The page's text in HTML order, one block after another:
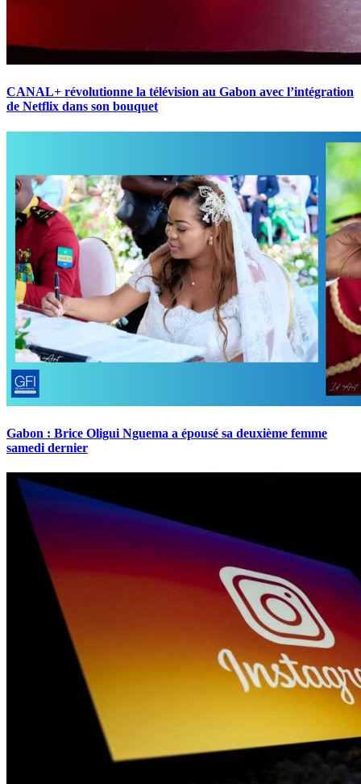
CANAL+ révolutionne la télévision au Gabon avec l’intégration
de Netflix dans son bouquet
Gabon : Brice Oligui Nguema a épousé sa deuxième femme
samedi dernier